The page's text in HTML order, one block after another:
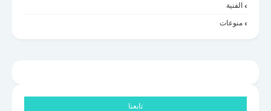
الفنية
منوعات
تابعنا